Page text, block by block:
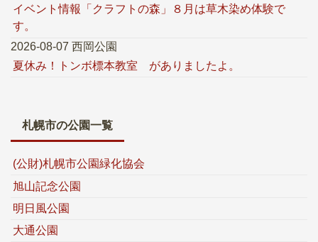
イベント情報「クラフトの森」８月は草木染め体験で
す。
2026-08-07 西岡公園
夏休み！トンボ標本教室 がありましたよ。
札幌市の公園一覧
(公財)札幌市公園緑化協会
旭山記念公園
明日風公園
大通公園